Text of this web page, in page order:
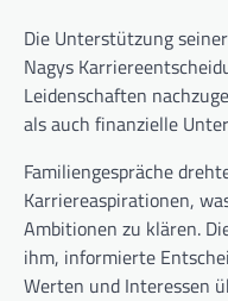
Die Unterstützung
Nagys
Leidenschaften
als auch finanzielle
Familiengespräche
Karriereaspirationen,
Ambitionen zu klären.
ihm, informierte
Werten und Interessen